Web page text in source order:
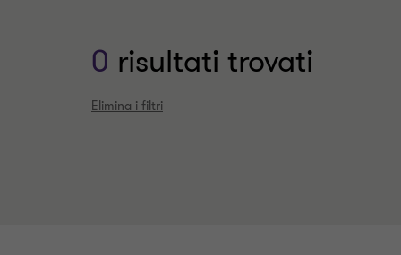
0 risultati trovati
Elimina i filtri